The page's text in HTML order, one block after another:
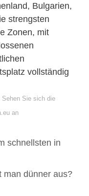
Bulgarien,
strengsten
Zonen, mit
vollständig
Sehen Sie sich die
an
schnellsten in
man dünner aus?